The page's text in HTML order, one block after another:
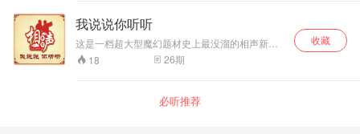
现，分分钟爆梗。 “让态度漫游，让观点碰撞，叹
为关止，聊点新鲜的！”
我说说你听听
这是一档超大型魔幻题材史上最没溜的相声新闻
脱口秀节目，将你所见、所闻、所想的一切作为
话题，轻松幽默有内涵，逼格高端能催眠，是居
18 26期
收藏
必听推荐